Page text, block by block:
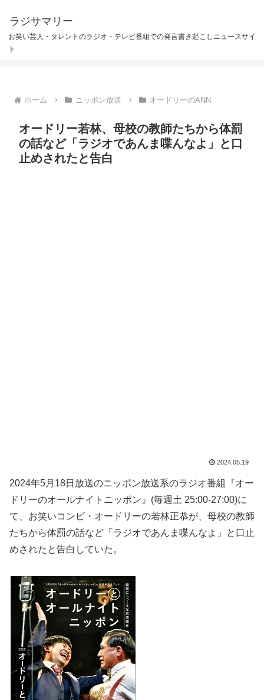
ラジサマリー
お笑い芸人・タレントのラジオ・テレビ番組での発言書き起こしニュースサイ
ト
ホーム ニッポン放送 オードリーのANN
オードリー若林、母校の教師たちから体罰
の話など「ラジオであんま喋んなよ」と口
止めされたと告白
2024.05.19
2024年5月18日放送のニッポン放送系のラジオ番組『オー
ドリーのオールナイトニッポン』(毎週土 25:00-27:00)に
て、お笑いコンビ・オードリーの若林正恭が、母校の教師
たちから体罰の話など「ラジオであんま喋んなよ」と口止
めされたと告白していた。